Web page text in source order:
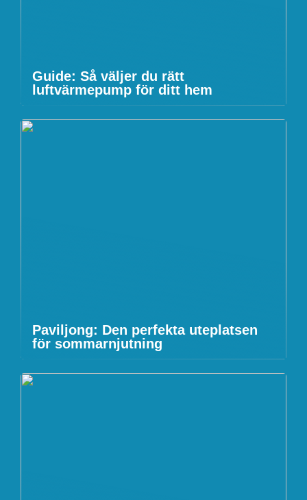
Guide: Så väljer du rätt
luftvärmepump för ditt hem
Paviljong: Den perfekta uteplatsen
för sommarnjutning